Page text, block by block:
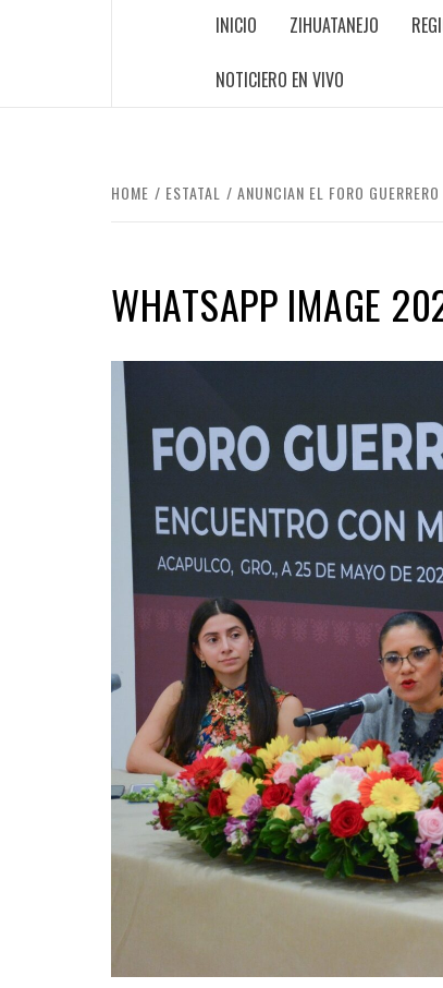
INICIO ZIHUATANEJO
NOTICIERO EN VIVO
HOME ESTATAL ANUNCIAN EL FORO
WHATSAPP IMAGE